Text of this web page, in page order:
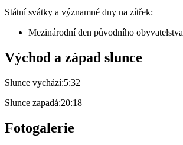
Státní svátky a významné dny na zítřek:
Mezinárodní den původního obyvatelstva
Východ a západ slunce
Slunce vychází:5:32
Slunce zapadá:20:18
Fotogalerie